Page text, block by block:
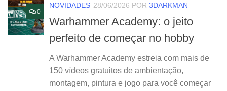
0
NOVIDADES 28/06/2026 POR 3DARKMAN
Warhammer Academy: o jeito
perfeito de começar no hobby
A Warhammer Academy estreia com mais de
150 vídeos gratuitos de ambientação,
montagem, pintura e jogo para você começar